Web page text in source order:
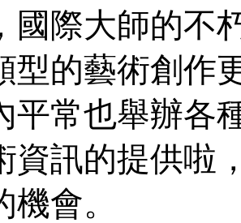
國際大師的不
型的藝術創作
平常也舉辦各
資訊的提供啦
會。